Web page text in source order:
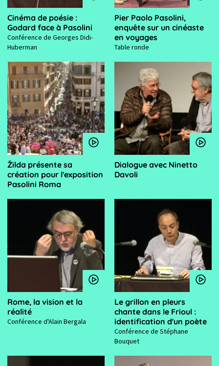
Cinéma de poésie :
Godard face à Pasolini
Conférence de Georges Didi-
Huberman
Pier Paolo Pasolini,
enquête sur un cinéaste
en voyages
Table ronde
Žilda présente sa
création pour l'exposition
Pasolini Roma
Dialogue avec Ninetto
Davoli
Rome, la vision et la
réalité
Conférence d'Alain Bergala
Le grillon en pleurs
chante dans le Frioul :
identification d'un poète
Conférence de Stéphane
Bouquet